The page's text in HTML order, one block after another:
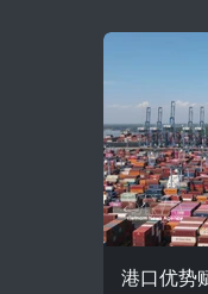
港口优势